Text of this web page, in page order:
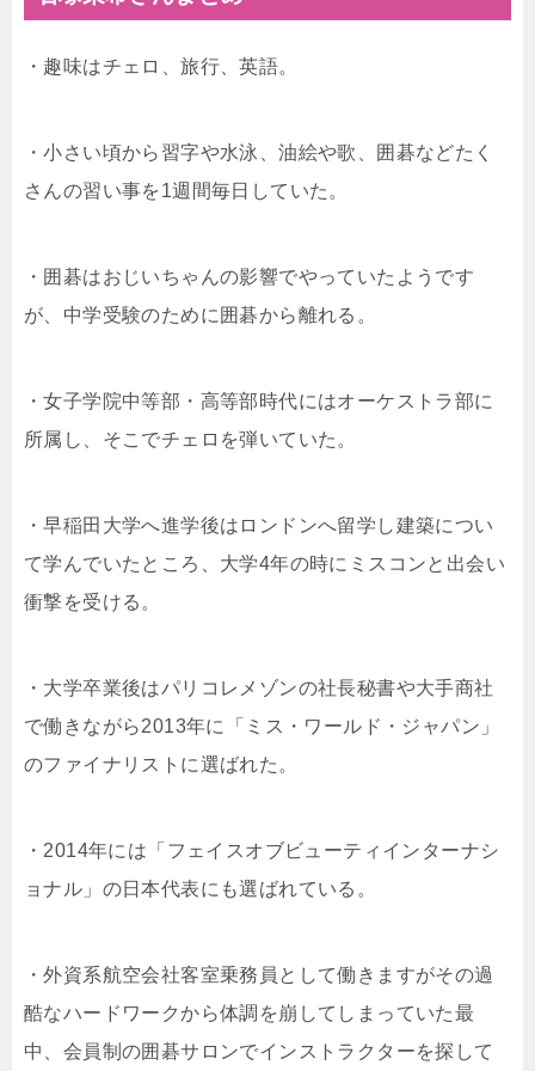
・趣味はチェロ、旅行、英語。
・小さい頃から習字や水泳、油絵や歌、囲碁などたく
さんの習い事を1週間毎日していた。
・囲碁はおじいちゃんの影響でやっていたようです
が、中学受験のために囲碁から離れる。
・女子学院中等部・高等部時代にはオーケストラ部に
所属し、そこでチェロを弾いていた。
・早稲田大学へ進学後はロンドンへ留学し建築につい
て学んでいたところ、大学4年の時にミスコンと出会い
衝撃を受ける。
・大学卒業後はパリコレメゾンの社長秘書や大手商社
で働きながら2013年に「ミス・ワールド・ジャパン」
のファイナリストに選ばれた。
・2014年には「フェイスオブビューティインターナシ
ョナル」の日本代表にも選ばれている。
・外資系航空会社客室乗務員として働きますがその過
酷なハードワークから体調を崩してしまっていた最
中、会員制の囲碁サロンでインストラクターを探して